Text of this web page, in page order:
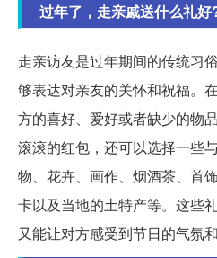
过年了，走亲戚送什么礼好
走亲访友是过年期间的传统习
够表达对亲友的关怀和祝福。
方的喜好、爱好或者缺少的物
滚滚的红包，还可以选择一些
物、花卉、画作、烟酒茶、首
卡以及当地的土特产等。这些
又能让对方感受到节日的气氛